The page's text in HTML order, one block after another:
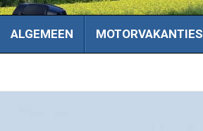
ALGEMEEN MOTORVAKANTIES